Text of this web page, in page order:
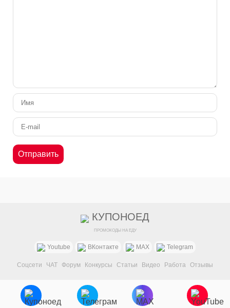
КУПОНОЕД
ПРОМОКОДЫ НА ЕДУ
Youtube ВКонтакте MAX Telegram
Соцсети ЧАТ Форум Конкурсы Статьи Видео Работа Отзывы